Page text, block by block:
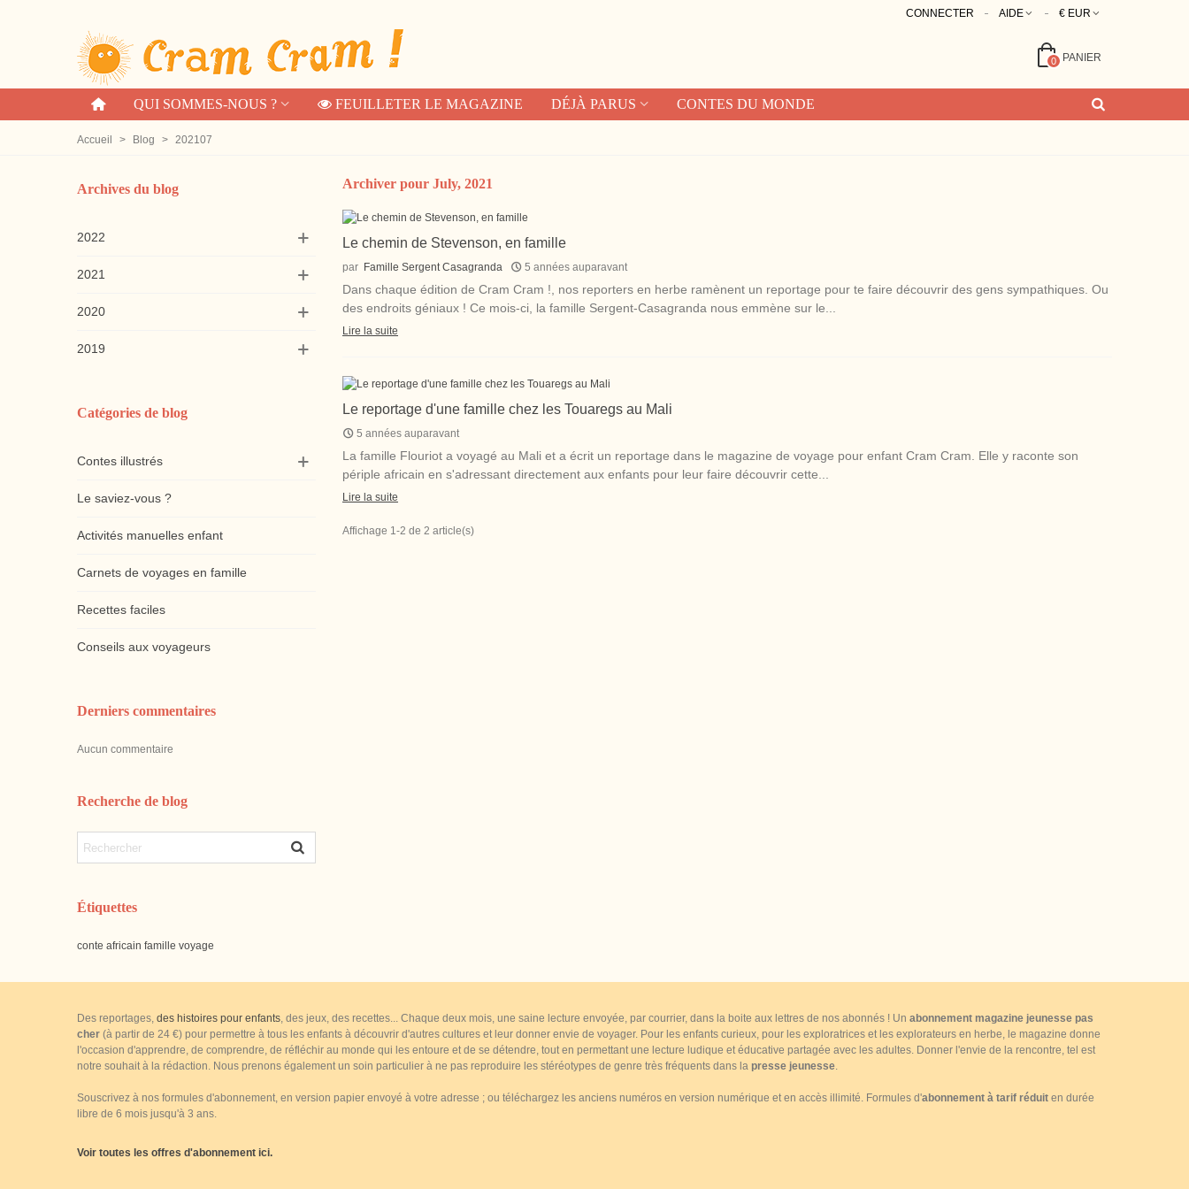
CONNECTER AIDE € EUR
0 PANIER
QUI SOMMES-NOUS ? FEUILLETER LE MAGAZINE DÉJÀ PARUS CONTES DU MONDE
Accueil > Blog > 202107
Archives du blog
2022
2021
2020
2019
Catégories de blog
Contes illustrés
Le saviez-vous ?
Activités manuelles enfant
Carnets de voyages en famille
Recettes faciles
Conseils aux voyageurs
Derniers commentaires
Aucun commentaire
Recherche de blog
Étiquettes
conte africain famille voyage
Archiver pour July, 2021
Le chemin de Stevenson, en famille
par Famille Sergent Casagranda 5 années auparavant
Dans chaque édition de Cram Cram !, nos reporters en herbe ramènent un reportage pour te faire découvrir des gens sympathiques. Ou
des endroits géniaux ! Ce mois-ci, la famille Sergent-Casagranda nous emmène sur le...
Lire la suite
Le reportage d'une famille chez les Touaregs au Mali
5 années auparavant
La famille Flouriot a voyagé au Mali et a écrit un reportage dans le magazine de voyage pour enfant Cram Cram. Elle y raconte son
périple africain en s'adressant directement aux enfants pour leur faire découvrir cette...
Lire la suite
Affichage 1-2 de 2 article(s)
Des reportages, des histoires pour enfants, des jeux, des recettes... Chaque deux mois, une saine lecture envoyée, par courrier, dans la boite aux lettres de nos abonnés ! Un abonnement magazine jeunesse pas
cher (à partir de 24 €) pour permettre à tous les enfants à découvrir d'autres cultures et leur donner envie de voyager. Pour les enfants curieux, pour les exploratrices et les explorateurs en herbe, le magazine donne
l'occasion d'apprendre, de comprendre, de réfléchir au monde qui les entoure et de se détendre, tout en permettant une lecture ludique et éducative partagée avec les adultes. Donner l'envie de la rencontre, tel est
notre souhait à la rédaction. Nous prenons également un soin particulier à ne pas reproduire les stéréotypes de genre très fréquents dans la presse jeunesse.
Souscrivez à nos formules d'abonnement, en version papier envoyé à votre adresse ; ou téléchargez les anciens numéros en version numérique et en accès illimité. Formules d'abonnement à tarif réduit en durée
libre de 6 mois jusqu'à 3 ans.
Voir toutes les offres d'abonnement ici.